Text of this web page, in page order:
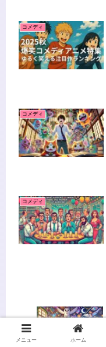
コメディ
コメディ
コメディ
メニュー ホーム